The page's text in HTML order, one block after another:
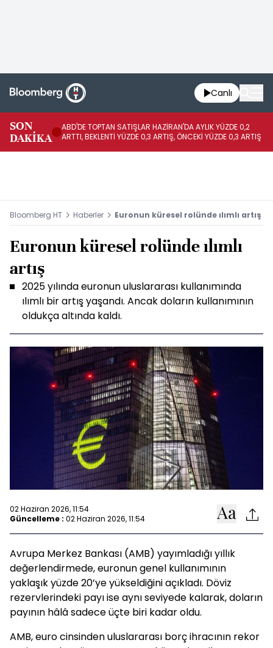
Canlı
SON
DAKİKA
ABD'DE TOPTAN SATIŞLAR HAZİRAN'DA AYLIK YÜZDE 0,2
ARTTI, BEKLENTİ YÜZDE 0,3 ARTIŞ, ÖNCEKİ YÜZDE 0,3 ARTIŞ
Bloomberg HT Haberler Euronun küresel rolünde ılımlı artış
Euronun küresel rolünde ılımlı
artış
2025 yılında euronun uluslararası kullanımında
ılımlı bir artış yaşandı. Ancak doların kullanımının
oldukça altında kaldı.
02 Haziran 2026, 11:54
Güncelleme : 02 Haziran 2026, 11:54
Avrupa Merkez Bankası (AMB) yayımladığı yıllık
değerlendirmede, euronun genel kullanımının
yaklaşık yüzde 20’ye yükseldiğini açıkladı. Döviz
rezervlerindeki payı ise aynı seviyede kalarak, doların
payının hâlâ sadece üçte biri kadar oldu.
AMB, euro cinsinden uluslararası borç ihracının rekor